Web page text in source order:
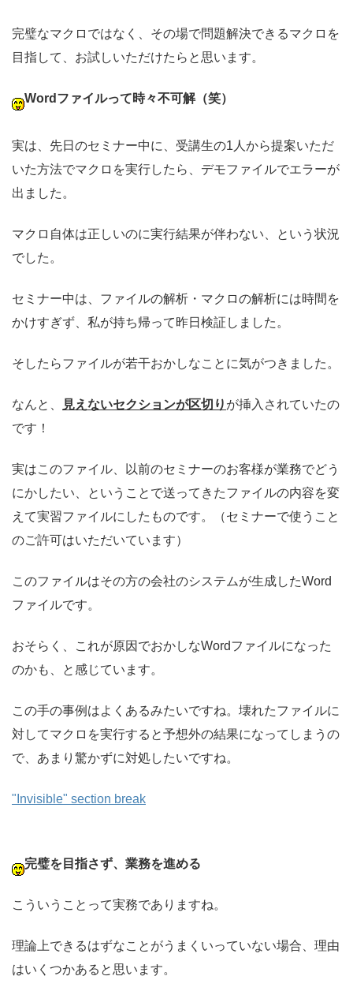
完璧なマクロではなく、その場で問題解決できるマクロを
目指して、お試しいただけたらと思います。
Wordファイルって時々不可解（笑）
実は、先日のセミナー中に、受講生の1人から提案いただ
いた方法でマクロを実行したら、デモファイルでエラーが
出ました。
マクロ自体は正しいのに実行結果が伴わない、という状況
でした。
セミナー中は、ファイルの解析・マクロの解析には時間を
かけすぎず、私が持ち帰って昨日検証しました。
そしたらファイルが若干おかしなことに気がつきました。
なんと、 見えないセクションが区切り が挿入されていたの
です！
実はこのファイル、以前のセミナーのお客様が業務でどう
にかしたい、ということで送ってきたファイルの内容を変
えて実習ファイルにしたものです。（セミナーで使うこと
のご許可はいただいています）
このファイルはその方の会社のシステムが生成したWord
ファイルです。
おそらく、これが原因でおかしなWordファイルになった
のかも、と感じています。
この手の事例はよくあるみたいですね。壊れたファイルに
対してマクロを実行すると予想外の結果になってしまうの
で、あまり驚かずに対処したいですね。
"Invisible" section break
完璧を目指さず、業務を進める
こういうことって実務でありますね。
理論上できるはずなことがうまくいっていない場合、理由
はいくつかあると思います。